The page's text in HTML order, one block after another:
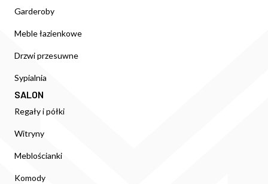
Garderoby
Meble łazienkowe
Drzwi przesuwne
Sypialnia
SALON
Regały i półki
Witryny
Meblościanki
Komody